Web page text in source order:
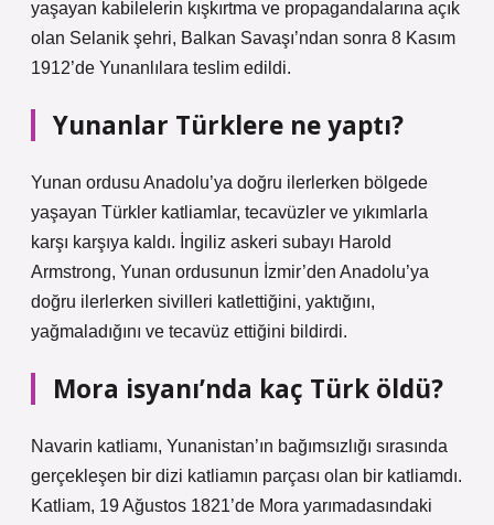
yaşayan kabilelerin kışkırtma ve propagandalarına açık
olan Selanik şehri, Balkan Savaşı’ndan sonra 8 Kasım
1912’de Yunanlılara teslim edildi.
Yunanlar Türklere ne yaptı?
Yunan ordusu Anadolu’ya doğru ilerlerken bölgede
yaşayan Türkler katliamlar, tecavüzler ve yıkımlarla
karşı karşıya kaldı. İngiliz askeri subayı Harold
Armstrong, Yunan ordusunun İzmir’den Anadolu’ya
doğru ilerlerken sivilleri katlettiğini, yaktığını,
yağmaladığını ve tecavüz ettiğini bildirdi.
Mora isyanı’nda kaç Türk öldü?
Navarin katliamı, Yunanistan’ın bağımsızlığı sırasında
gerçekleşen bir dizi katliamın parçası olan bir katliamdı.
Katliam, 19 Ağustos 1821’de Mora yarımadasındaki